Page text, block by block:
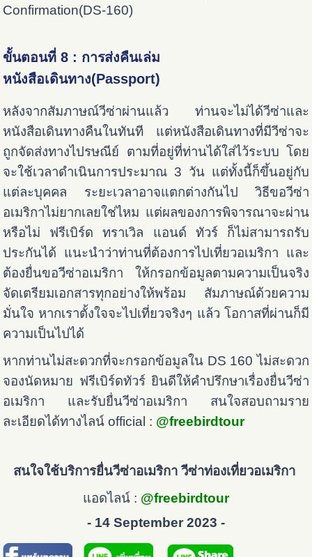
Confirmation(DS-160)
ขั้นตอนที่ 8 : การส่งคืนเล่ม
หนังสือเดินทาง(Passport)
หลังจากสัมภาษณ์วีซ่าผ่านแล้ว ท่านจะไม่ได้วีซ่าและ
หนังสือเดินทางคืนในทันที แต่หนังสือเดินทางที่มีวีซ่าจะ
ถูกจัดส่งทางไปรษณีย์ ตามที่อยู่ที่ท่านได้ใส่ไว้ระบบ โดย
จะใช้เวลาดำเนินการประมาณ 3 วัน แต่ทั้งนี้ก็ขึ้นอยู่กับ
แต่ละบุคคล ระยะเวลาอาจแตกต่างกันไป วิธีขอวีซ่า
อเมริกาไม่ยากเลยใช่ไหม แต่ผลของการพิจารณาจะผ่าน
หรือไม่ ฟรีเบิร์ด ทราเวิล แอนด์ ทัวร์ ก็ไม่สามารถรับ
ประกันได้ แนะนำว่าท่านที่ต้องการไปเที่ยวอเมริกา และ
ต้องยื่นขอวีซ่าอเมริกา ให้กรอกข้อมูลตามความเป็นจริง
จัดเตรียมเอกสารทุกอย่างให้พร้อม สัมภาษณ์ด้วยความ
มั่นใจ หากเราตั้งใจจะไปเที่ยวจริงๆ แล้ว โอกาสที่ผ่านก็มี
ความเป็นไปได้
หากท่านไม่สะดวกที่จะกรอกข้อมูลใน DS 160 ไม่สะดวก
จองนัดหมาย ฟรีเบิร์ดทัวร์ ยินดีให้คำปรึกษาเรื่องยื่นวีซ่า
อเมริกา และรับยื่นวีซ่าอเมริกา สนใจสอบถามราย
ละเอียดได้ทางไลน์ official : @freebirdtour
สนใจใช้บริการยื่นวีซ่าอเมริกา วีซ่าท่องเที่ยวอเมริกา
แอดไลน์ : @freebirdtour
- 14 September 2023 -